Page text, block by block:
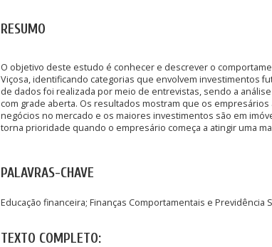
RESUMO
O objetivo deste estudo é conhecer e descrever o
Viçosa, identificando categorias que envolvem investimentos
de dados foi realizada por meio de entrevistas, sendo a
com grade aberta. Os resultados mostram que os
negócios no mercado e os maiores investimentos são em
torna prioridade quando o empresário começa a atingir uma
PALAVRAS-CHAVE
Educação financeira; Finanças Comportamentais e Previdência
TEXTO COMPLETO: